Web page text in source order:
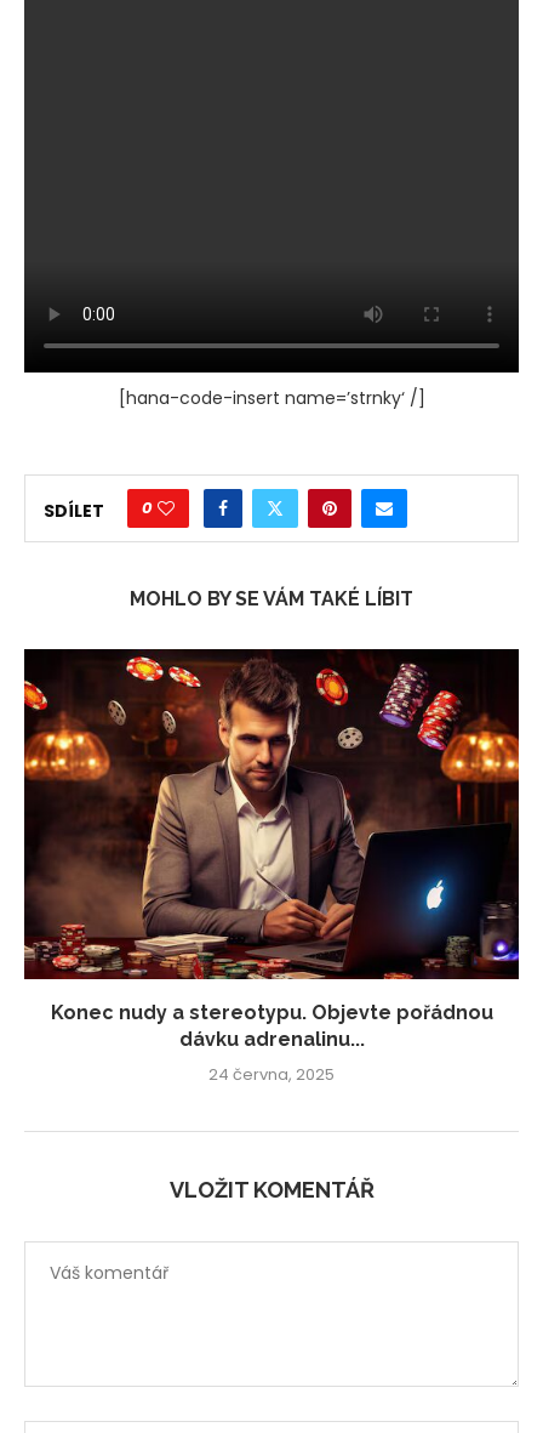
[hana-code-insert name=’strnky‘ /]
SDÍLET 0
MOHLO BY SE VÁM TAKÉ LÍBIT
Konec nudy a stereotypu. Objevte pořádnou
dávku adrenalinu...
24 června, 2025
VLOŽIT KOMENTÁŘ